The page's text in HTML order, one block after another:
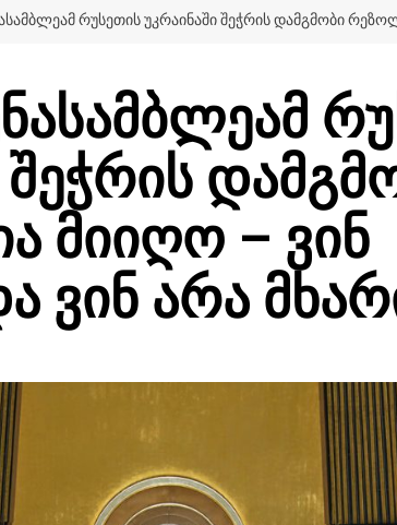
ᲠᲣᲡᲔᲗᲘᲡ ᲣᲙᲠᲐᲘᲜᲐᲨᲘ ᲨᲔᲭᲠᲘᲡ ᲓᲐᲛᲒᲛᲝᲑᲘ
შეჭრის
მიიღო – ვინ
ვინ არა